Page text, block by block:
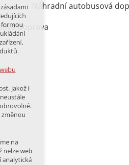
Náhradní autobusová
apod.
formou
jakož i
na
nelze web
analytická